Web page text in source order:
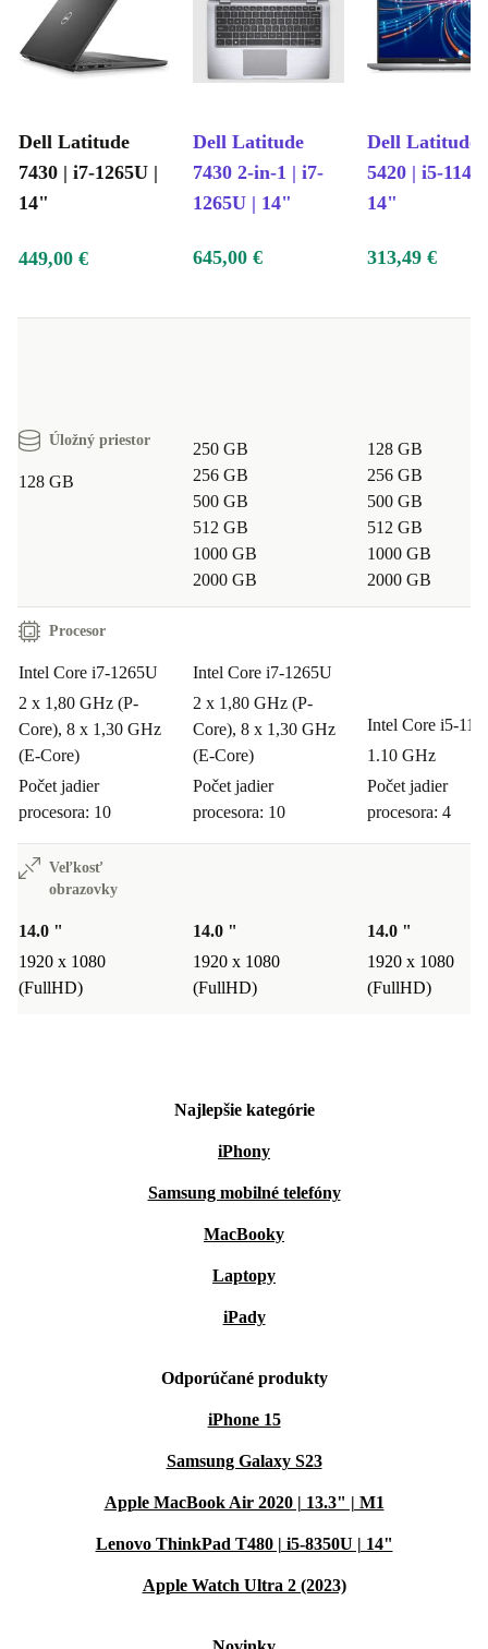
Dell Latitude
7430 | i7-1265U |
14"
Dell Latitude
7430 2-in-1 | i7-
1265U | 14"
Dell Latitude
5420 | i5-
14"
449,00 € 645,00 € 313,49 €
Úložný priestor
128 GB
250 GB
256 GB
500 GB
512 GB
1000 GB
2000 GB
128 GB
256 GB
500 GB
512 GB
1000 GB
2000 GB
Procesor
Intel Core i7-1265U
2 x 1,80 GHz (P-
Core), 8 x 1,30 GHz
(E-Core)
Počet jadier
procesora: 10
Intel Core i7-1265U
2 x 1,80 GHz (P-
Core), 8 x 1,30 GHz
(E-Core)
Počet jadier
procesora: 10
Intel Core i5-
1.10 GHz
Počet jadier
procesora: 4
Veľkosť
obrazovky
14.0 "
1920 x 1080
(FullHD)
14.0 "
1920 x 1080
(FullHD)
14.0 "
1920 x 1080
(FullHD)
Najlepšie kategórie
iPhony
Samsung mobilné telefóny
MacBooky
Laptopy
iPady
Odporúčané produkty
iPhone 15
Samsung Galaxy S23
Apple MacBook Air 2020 | 13.3" | M1
Lenovo ThinkPad T480 | i5-8350U | 14"
Apple Watch Ultra 2 (2023)